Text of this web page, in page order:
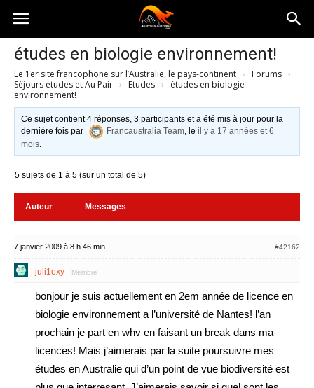
Australia-
australie.com
études en biologie environnement!
Le 1er site francophone sur l’Australie, le pays-continent › Forums ›
Séjours études et Au Pair › Etudes ›
études en biologie
environnement!
Ce sujet contient 4 réponses, 3 participants et a été mis à jour pour la
dernière fois par
Francaustralia Team, leil y a 17 années et 6
mois.
5 sujets de 1 à 5 (sur un total de 5)
Auteur Messages
7 janvier 2009 à 8 h 46 min #42162
juli1oxy Membre
bonjour je suis actuellement en 2em année de licence en
biologie environnement a l’université de Nantes! l’an
prochain je part en whv en faisant un break dans ma
licences! Mais j’aimerais par la suite poursuivre mes
études en Australie qui d’un point de vue biodiversité est